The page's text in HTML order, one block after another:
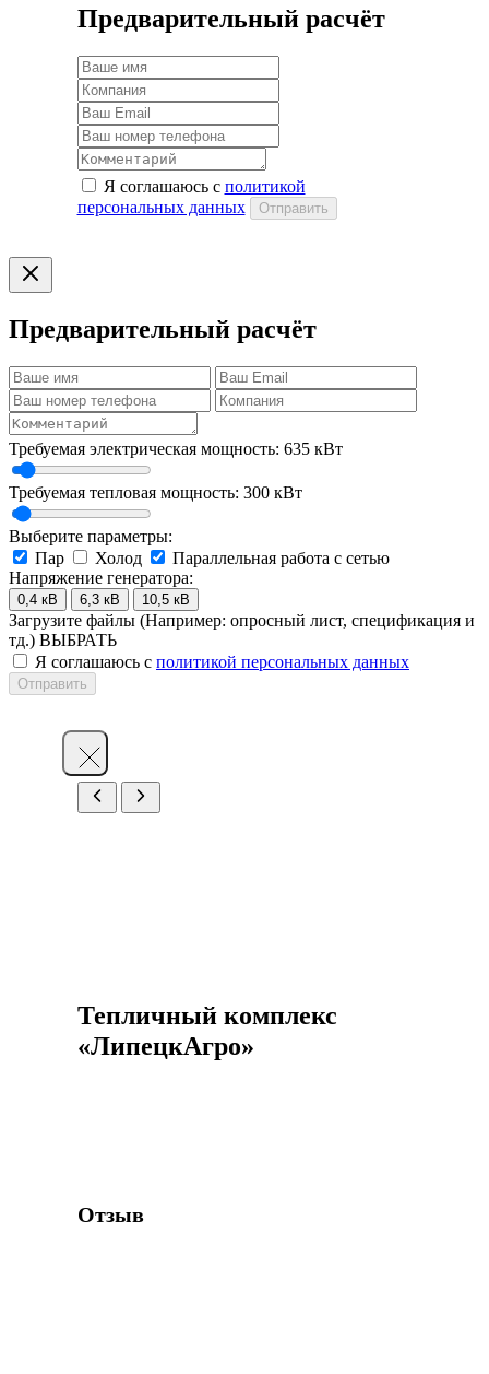
Предварительный расчёт
Я соглашаюсь с политикой
персональных данных
Отправить
Предварительный расчёт
Требуемая электрическая мощность: 635 кВт
Требуемая тепловая мощность: 300 кВт
Выберите параметры:
Пар
Холод
Параллельная работа с сетью
Напряжение генератора:
0,4 кВ 6,3 кВ 10,5 кВ
Загрузите файлы (Например: опросный лист, спецификация и
тд.) ВЫБРАТЬ
Я соглашаюсь с политикой персональных данных
Отправить
Тепличный комплекс
«ЛипецкАгро»
Отзыв